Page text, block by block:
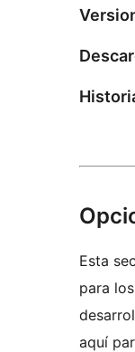
Esta
para
aquí